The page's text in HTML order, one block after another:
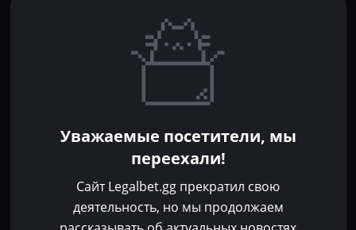
Букмекеры
CS 2
Фрибеты
Без депозита
Уважаемые посетители, мы
переехали!
Сайт Legalbet.gg прекратил свою
деятельность, но мы продолжаем